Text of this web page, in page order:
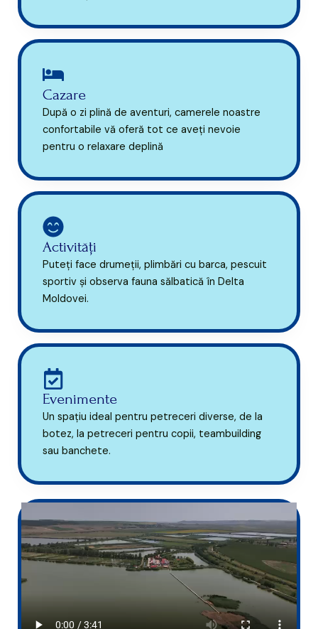
Cazare
După o zi plină de aventuri, camerele noastre
confortabile vă oferă tot ce aveți nevoie
pentru o relaxare deplină
Activități
Puteți face drumeții, plimbări cu barca, pescuit
sportiv și observa fauna sălbatică în Delta
Moldovei.
Evenimente
Un spațiu ideal pentru petreceri diverse, de la
botez, la petreceri pentru copii, teambuilding
sau banchete.